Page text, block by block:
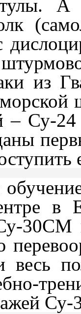
из
– Су-
в
30СМ
весь